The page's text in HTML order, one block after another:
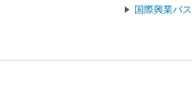
国際興業バス